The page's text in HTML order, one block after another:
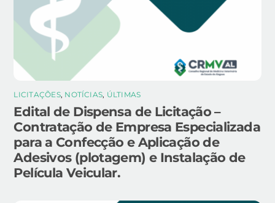
LICITAÇÕES, NOTÍCIAS, ÚLTIMAS
Edital de Dispensa de Licitação –
Contratação de Empresa Especializada
para a Confecção e Aplicação de
Adesivos (plotagem) e Instalação de
Película Veicular.